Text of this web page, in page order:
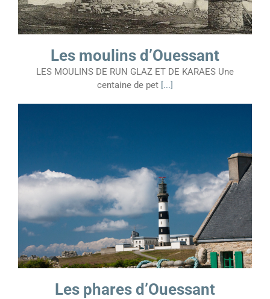
Les moulins d’Ouessant
LES MOULINS DE RUN GLAZ ET DE KARAES Une
centaine de pet [...]
Les phares d’Ouessant